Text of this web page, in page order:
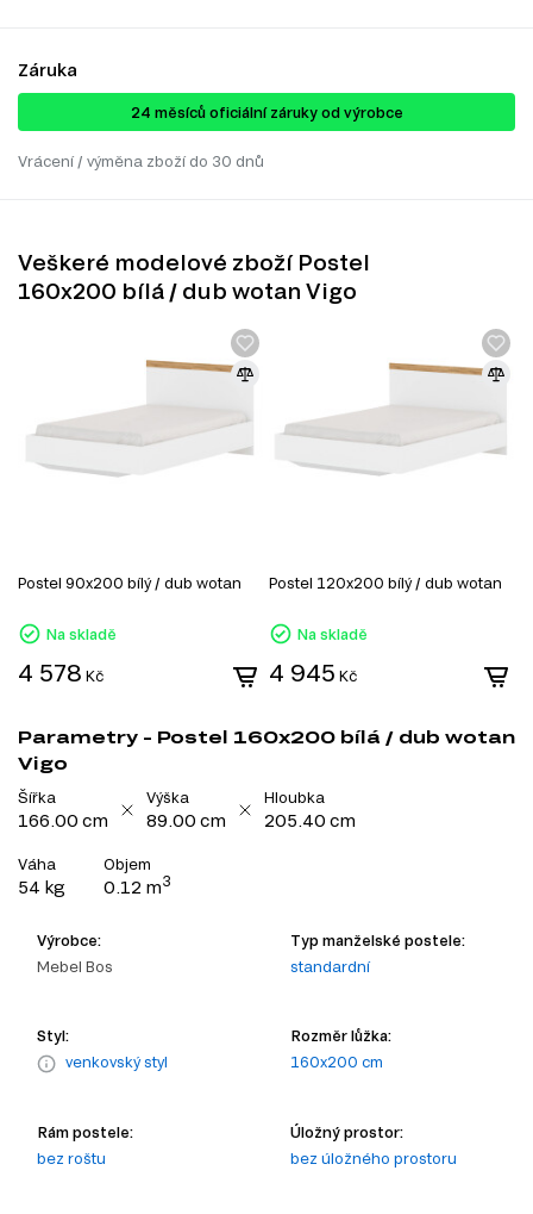
Záruka
24 ​​​​měsíců oficiální záruky od výrobce
Vrácení / výměna zboží do 30 dnů
Veškeré modelové zboží Postel
160x200 bílá / dub wotan Vigo
Postel 90x200 bílý / dub wotan
Na skladě
4 578 Kč
Postel 120x200 bílý / dub wotan
Na skladě
4 945 Kč
Parametry - Postel 160x200 bílá / dub wotan
Vigo
Šířka
166.00 cm
Výška
89.00 cm
Hloubka
205.40 cm
Váha
54 kg
Objem
0.12 m3
Výrobce:
Mebel Bos
Typ manželské postele:
standardní
Styl:
venkovský styl
Rozměr lůžka:
160x200 cm
Rám postele:
bez roštu
Úložný prostor:
bez úložného prostoru